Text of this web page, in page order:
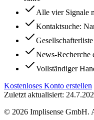
Alle vier Signale
Kontaktsuche:
News-Recherche
Vollständiger
Kostenloses Konto erstellen
Zuletzt aktualisiert:
© 2026 Implisense GmbH.